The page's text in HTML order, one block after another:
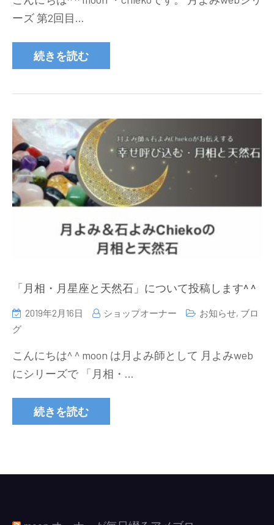
ーズ 第2回目…
続きを読む
「月相・月星座と天然石」について投稿します^ ^
2019年2月16日 ショップオーナー お知らせ, ブロ
グ
こんにちは^ ^ moon は月よみ師として 月よみweb
にシリーズで 「月相・…
続きを読む